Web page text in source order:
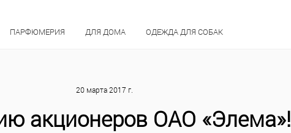
ПАРФЮМЕРИЯ ДЛЯ ДОМА ОДЕЖДА ДЛЯ СОБАК
20 марта 2017 г.
акционеров ОАО «Элема»!